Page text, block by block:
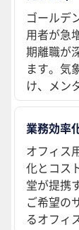
ゴールデ
用者が急
期離職が
ます。気
け、メン
業務効率
オフィス
化とコス
堂が提携
ご希望の
るオフィ